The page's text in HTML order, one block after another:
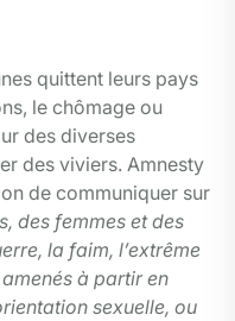
quittent leurs pays
le chômage ou
des diverses
des viviers. Amnesty
de communiquer sur
des femmes et des
la faim, l’extrême
à partir en
sexuelle, ou